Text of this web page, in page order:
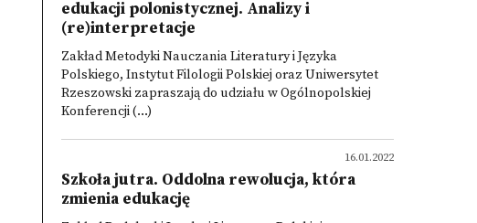
edukacji polonistycznej. Analizy i
(re)interpretacje
Zakład Metodyki Nauczania Literatury i Języka
Polskiego, Instytut Filologii Polskiej oraz Uniwersytet
Rzeszowski zapraszają do udziału w Ogólnopolskiej
Konferencji (...)
16.01.2022
Szkoła jutra. Oddolna rewolucja, która
zmienia edukację